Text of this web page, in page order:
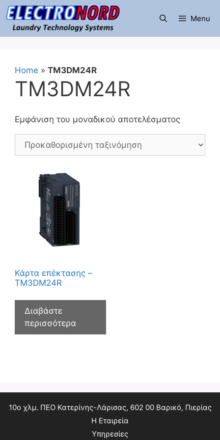
Μετάβαση
σε
περιεχόμενο
Menu
Home » TM3DM24R
TM3DM24R
Εμφάνιση του μοναδικού αποτελέσματος
Κάρτα επέκτασης –
TM3DM24R
Διαβάστε
περισσότερα
10ο χλμ. ΠΕΟ Κατερίνης-Λάρισας, 602 00 Βαρικό, Πιερίας
Η Εταιρεία
Υπηρεσίες